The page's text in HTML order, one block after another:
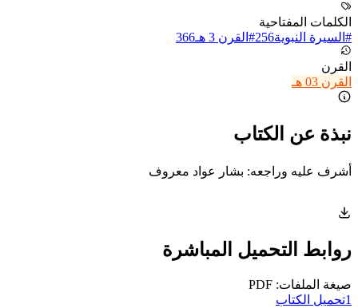
الكلمات المفتاحية
# السيرة النبوية256
# القرن 3 هـ 366
القرن
القرن 03 هـ
نبذة عن الكتاب
أشرف عليه وراجعه: بشار عواد معروف
روابط التحميل المباشرة
صيغة الملفات: PDF
1تحميل الكتاب